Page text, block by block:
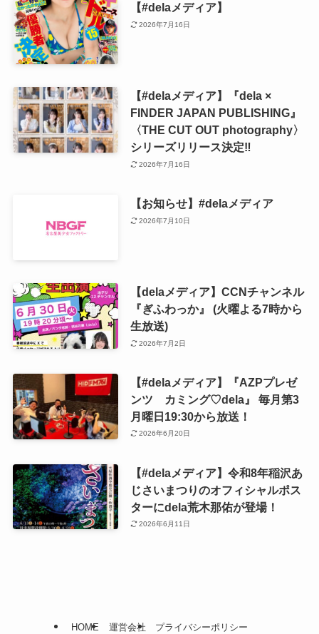
【#delaメディア】
2026年7月16日
【#delaメディア】『dela ×
FINDER JAPAN PUBLISHING』
〈THE CUT OUT photography〉
シリーズリリース決定‼️
2026年7月16日
【お知らせ】#delaメディア
2026年7月10日
【delaメディア】CCNチャンネル
『ぎふわっか』 (火曜よる7時から
生放送)
2026年7月2日
【#delaメディア】『AZPプレゼ
ンツ カミング♡dela』 毎月第3
月曜日19:30から放送！
2026年6月20日
【#delaメディア】令和8年稲沢あ
じさいまつりのオフィシャルポス
ターにdela荒木那佑が登場！
2026年6月11日
HOME 運営会社 プライバシーポリシー